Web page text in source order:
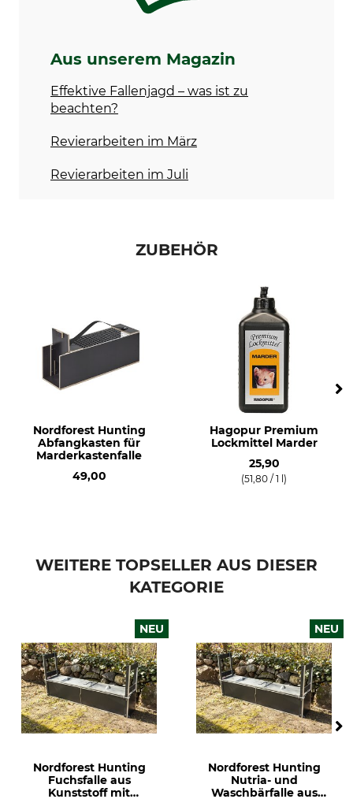
Aus unserem Magazin
Effektive Fallenjagd – was ist zu
beachten?
Revierarbeiten im März
Revierarbeiten im Juli
ZUBEHÖR
Nordforest Hunting
Abfangkasten für
Marderkastenfalle
49,00
Hagopur Premium
Lockmittel Marder
25,90
(51,80 / 1 l)
WEITERE TOPSELLER AUS DIESER
KATEGORIE
NEU
Nordforest Hunting
Fuchsfalle aus
Kunststoff mit
NEU
Nordforest Hunting
Nutria- und
Waschbärfalle aus